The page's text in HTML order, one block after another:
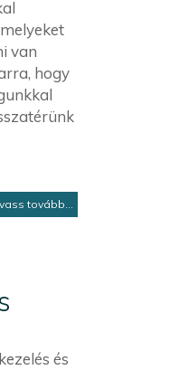
van
hogy
tovább...
és